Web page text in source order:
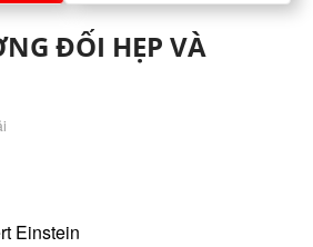
ĐỐI HẸP VÀ
Einstein